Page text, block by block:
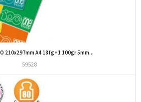
210x297mm A4 18fg+1 100gr 5mm...
59528